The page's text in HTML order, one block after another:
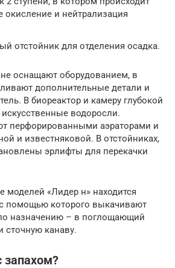
окисление и нейтрализация
отстойник для отделения осадка.
оснащают оборудованием, в
дополнительные детали и
В биореактор и камеру глубокой
водоросли.
перфорированными аэраторами и
и известняковой. В отстойниках,
эрлифты для перекачки
моделей «Лидер н» находится
помощью которого выкачивают
назначению – в поглощающий
сточную канаву.
запахом?